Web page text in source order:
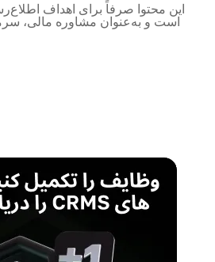
این محتوا صرفاً برای اهداف
است و به‌عنوان مشاوره مالی،